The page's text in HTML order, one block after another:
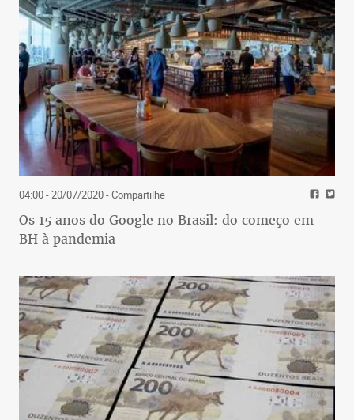
04:00 - 20/07/2020- Compartilhe
Os 15 anos do Google no Brasil: do começo em
BH à pandemia